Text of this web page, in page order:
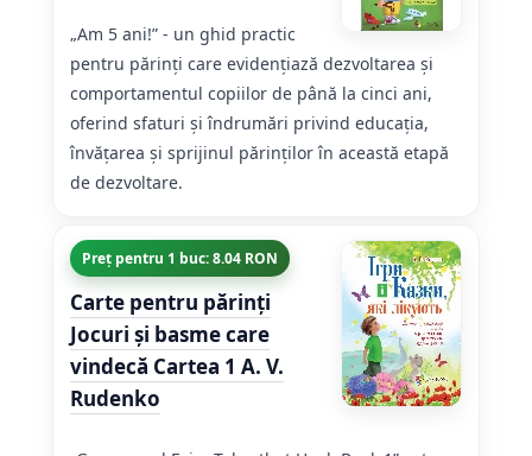
„Am 5 ani!” - un ghid practic
pentru părinți care evidențiază dezvoltarea și
comportamentul copiilor de până la cinci ani,
oferind sfaturi și îndrumări privind educația,
învățarea și sprijinul părinților în această etapă
de dezvoltare.
Preț pentru 1 buc: 8.04 RON
Carte pentru părinți
Jocuri și basme care
vindecă Cartea 1 A. V.
Rudenko